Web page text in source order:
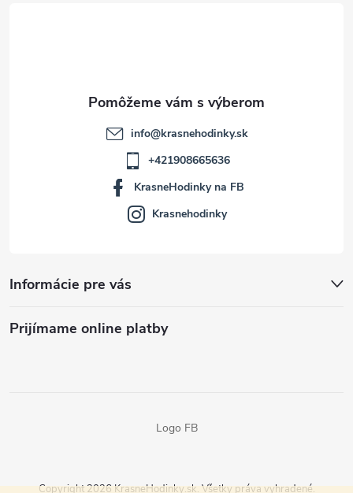
Informácie pre vás
Prijímame online platby
info@krasnehodinky.sk
+421908665636
KrasneHodinky na FB
Krasnehodinky
Logo FB
Copyright 2026 KrasneHodinky.sk. Všetky práva vyhradené.